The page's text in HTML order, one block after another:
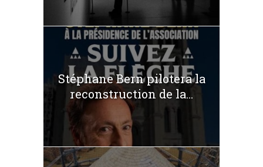
Stéphane Bern pilotera la
reconstruction de la...